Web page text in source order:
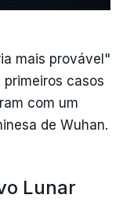
mais provável"
casos
com um
de Wuhan.
Lunar